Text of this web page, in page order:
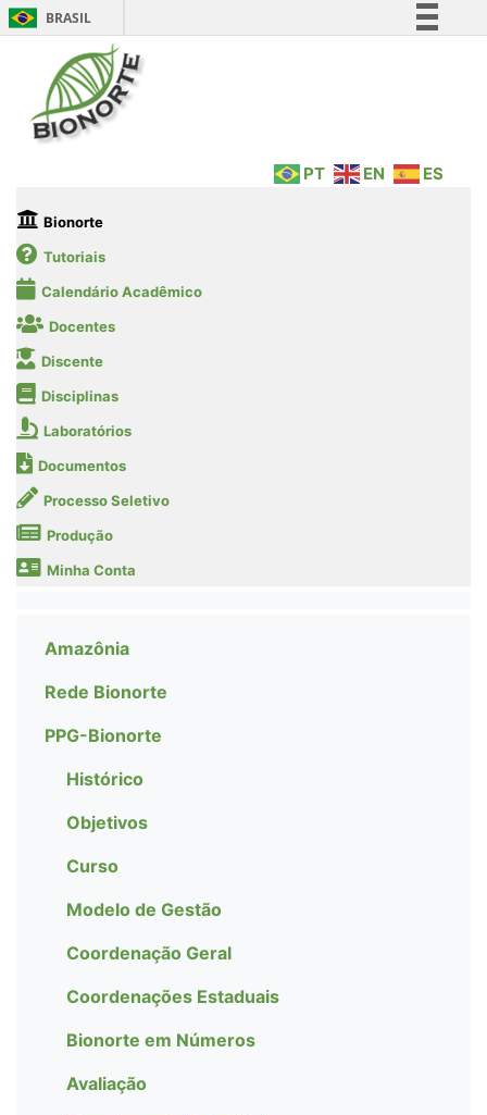
BRASIL
Legislação
PT EN ES
Bionorte
Tutoriais
Calendário Acadêmico
Docentes
Discente
Disciplinas
Laboratórios
Documentos
Processo Seletivo
Produção
Minha Conta
Amazônia
Rede Bionorte
PPG-Bionorte
Histórico
Objetivos
Curso
Modelo de Gestão
Coordenação Geral
Coordenações Estaduais
Bionorte em Números
Avaliação